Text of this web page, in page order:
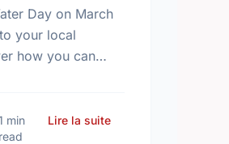
Edward Island
Day on March
your local
how you can
min
read
Lire la suitesur Celebrate World